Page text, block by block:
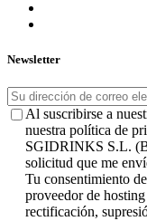
Newsletter
Al suscribirse a
nuestra política de
SGIDRINKS S.L.
solicitud que me
Tu consentimiento
proveedor de
rectificación,